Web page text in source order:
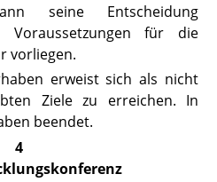
seine Entscheidung
für die
vorliegen.
erweist sich als nicht
Ziele zu erreichen. In
beendet.
4